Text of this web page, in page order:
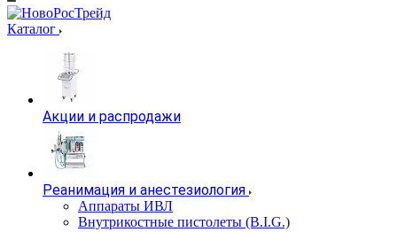
Каталог
Акции и распродажи
Реанимация и анестезиология
Аппараты ИВЛ
Внутрикостные пистолеты (B.I.G.)